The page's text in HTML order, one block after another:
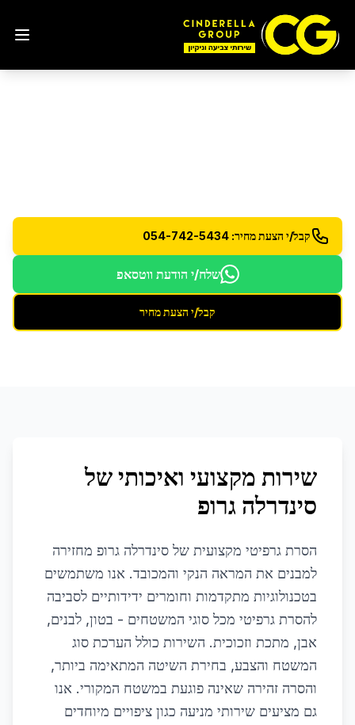
קבל/י הצעת מחיר: 054-742-5434
שלח/י הודעת ווטסאפ
קבל/י הצעת מחיר
שירות מקצועי ואיכותי של
סינדרלה גרופ
הסרת גרפיטי מקצועית של סינדרלה גרופ מחזירה
למבנים את המראה הנקי והמכובד. אנו משתמשים
בטכנולוגיות מתקדמות וחומרים ידידותיים לסביבה
להסרת גרפיטי מכל סוגי המשטחים - בטון, לבנים,
אבן, מתכת וזכוכית. השירות כולל הערכת סוג
המשטח והצבע, בחירת השיטה המתאימה ביותר,
והסרה זהירה שאינה פוגעת במשטח המקורי. אנו
גם מציעים שירותי מניעה כגון ציפויים מיוחדים